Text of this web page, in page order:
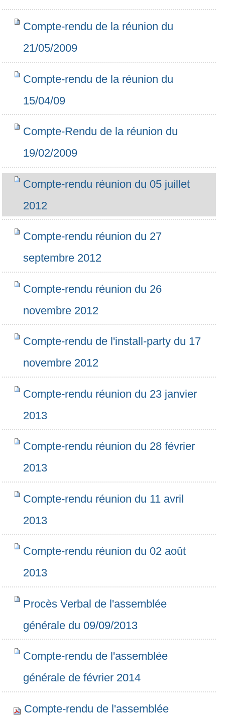
Compte-rendu de la réunion du
21/05/2009
Compte-rendu de la réunion du
15/04/09
Compte-Rendu de la réunion du
19/02/2009
Compte-rendu réunion du 05 juillet
2012
Compte-rendu réunion du 27
septembre 2012
Compte-rendu réunion du 26
novembre 2012
Compte-rendu de l'install-party du 17
novembre 2012
Compte-rendu réunion du 23 janvier
2013
Compte-rendu réunion du 28 février
2013
Compte-rendu réunion du 11 avril
2013
Compte-rendu réunion du 02 août
2013
Procès Verbal de l'assemblée
générale du 09/09/2013
Compte-rendu de l'assemblée
générale de février 2014
Compte-rendu de l'assemblée